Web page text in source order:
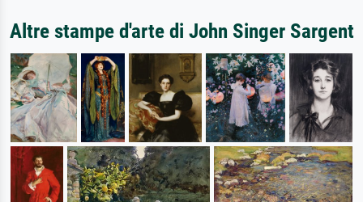
Altre stampe d'arte di John Singer Sargent